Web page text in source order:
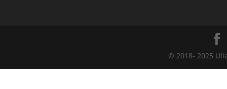
© 2018- 2025